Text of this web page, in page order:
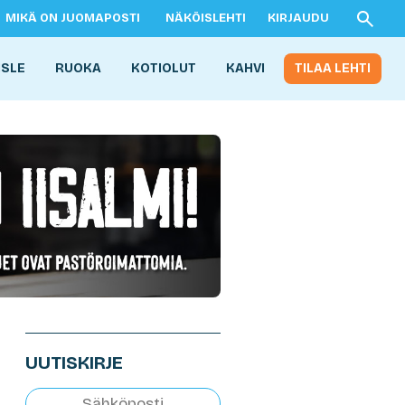
MIKÄ ON JUOMAPOSTI NÄKÖISLEHTI KIRJAUDU
RUOKA KOTIOLUT KAHVI TILAA LEHTI
UUTISKIRJE